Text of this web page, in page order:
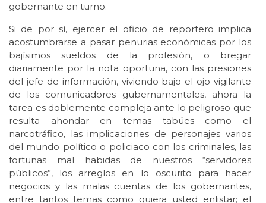
gobernante en turno.
Si de por sí, ejercer el oficio de reportero implica
acostumbrarse a pasar penurias económicas por los
bajísimos sueldos de la profesión, o bregar
diariamente por la nota oportuna, con las presiones
del jefe de información, viviendo bajo el ojo vigilante
de los comunicadores gubernamentales, ahora la
tarea es doblemente compleja ante lo peligroso que
resulta ahondar en temas tabúes como el
narcotráfico, las implicaciones de personajes varios
del mundo político o policiaco con los criminales, las
fortunas mal habidas de nuestros “servidores
públicos”, los arreglos en lo oscurito para hacer
negocios y las malas cuentas de los gobernantes,
entre tantos temas como quiera usted enlistar; el